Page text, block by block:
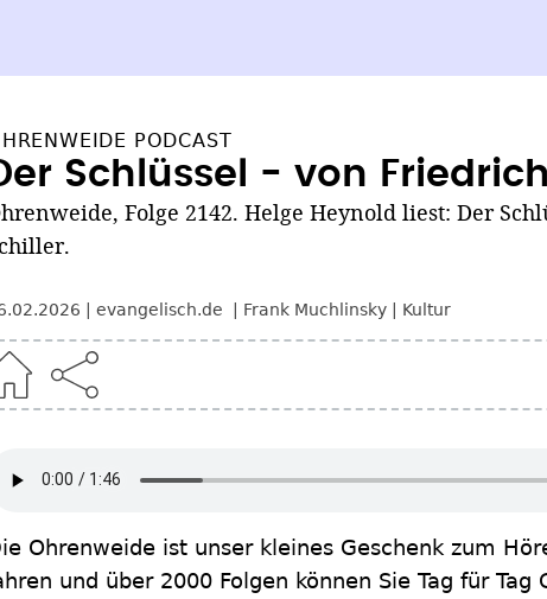
PODCAST
Schlüssel - von
Folge 2142. Helge Heynold liest: Der
evangelisch.de Frank Muchlinsky Kultur
Ohrenweide ist unser kleines Geschenk zum
und über 2000 Folgen können Sie Tag für